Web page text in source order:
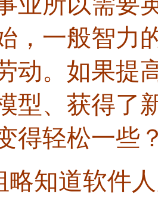
，一般智力
动。如果提
型、获得了
得轻松一些
略知道软件